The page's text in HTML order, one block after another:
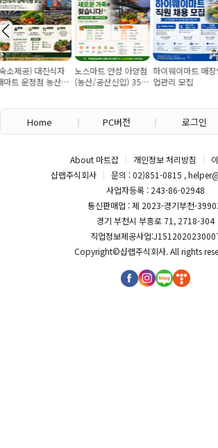
노스마트 안성 아양점
(농산/공산신입) 355
하이웨이마트 매장영
업관리 모집
(주) 뚝섬두꺼
자재마트 농
Home PC버전 로그인
About 마트잡 개인정보 처리방침
샵랩주식회사
문의 : 02)851-0815 ,
사업자등록 : 243-86-02948
통신판매업 : 제 2023-경기부천-3990
경기 부천시 부흥로 71, 2718-304
직업정보제공사업
Copyright©샵랩주식회사. All rights